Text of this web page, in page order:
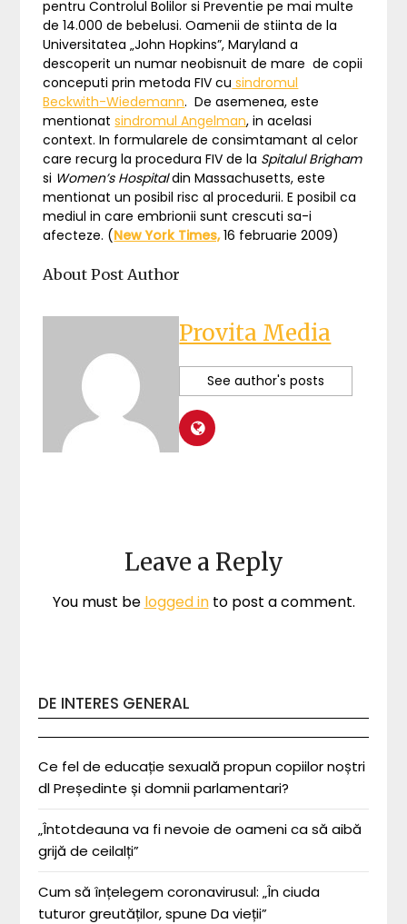
pentru Controlul Bolilor si Preventie pe mai multe
de 14.000 de bebelusi. Oamenii de stiinta de la
Universitatea „John Hopkins”, Maryland a
descoperit un numar neobisnuit de mare de copii
conceputi prin metoda FIV cu sindromul
Beckwith-Wiedemann. De asemenea, este
mentionatsindromul Angelman, in acelasi
context. In formularele de consimtamant al celor
care recurg la procedura FIV de la Spitalul Brigham
si Women’s Hospitaldin Massachusetts, este
mentionat un posibil risc al procedurii. E posibil ca
mediul in care embrionii sunt crescuti sa-i
afecteze. (New York Times, 16 februarie 2009)
About Post Author
Provita Media
See author's posts
Leave a Reply
You must be logged into post a comment.
DE INTERES GENERAL
Ce fel de educație sexuală propun copiilor noștri
dl Președinte și domnii parlamentari?
„Întotdeauna va fi nevoie de oameni ca să aibă
grijă de ceilalți”
Cum să înțelegem coronavirusul: „În ciuda
tuturor greutăților, spune Da vieții”